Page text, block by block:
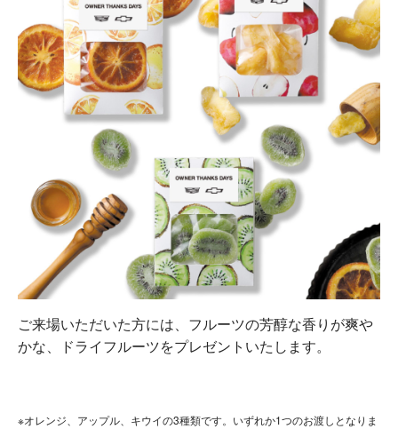
ご来場いただいた方には、フルーツの芳醇な香りが爽や
かな、ドライフルーツをプレゼントいたします。
※オレンジ、アップル、キウイの3種類です。 いずれか1つのお渡しとなりま